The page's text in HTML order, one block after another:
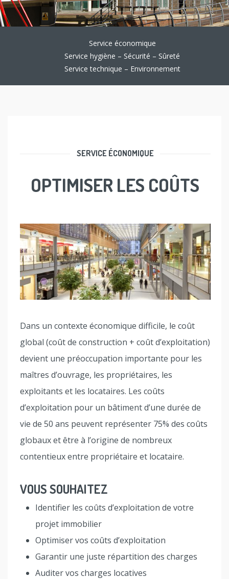
Service économique
Service hygiène – Sécurité – Sûreté
Service technique – Environnement
SERVICE ÉCONOMIQUE
OPTIMISER LES COÛTS
Dans un contexte économique difficile, le coût
global (coût de construction + coût d’exploitation)
devient une préoccupation importante pour les
maîtres d’ouvrage, les propriétaires, les
exploitants et les locataires. Les coûts
d’exploitation pour un bâtiment d’une durée de
vie de 50 ans peuvent représenter 75% des coûts
globaux et être à l’origine de nombreux
contentieux entre propriétaire et locataire.
VOUS SOUHAITEZ
Identifier les coûts d’exploitation de votre
projet immobilier
Optimiser vos coûts d’exploitation
Garantir une juste répartition des charges
Auditer vos charges locatives